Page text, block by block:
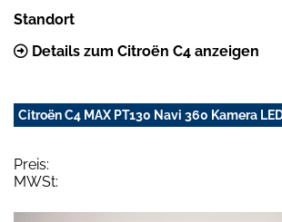
Standort
Details zum Citroën C4 anzeigen
Citroën C4 MAX PT130 Navi 360 Kamera
Preis:
MWSt: